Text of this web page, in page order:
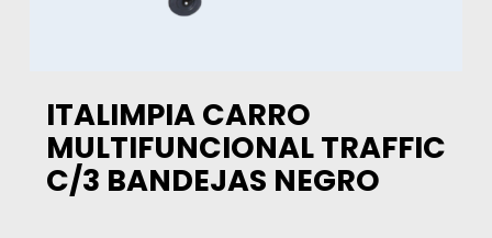
ITALIMPIA CARRO
MULTIFUNCIONAL TRAFFIC
C/3 BANDEJAS NEGRO